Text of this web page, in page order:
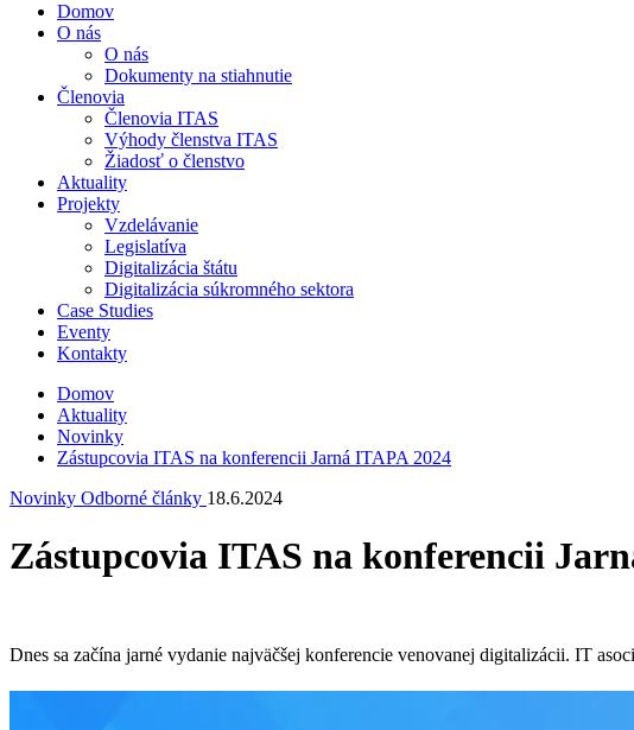
Domov
O nás
O nás
Dokumenty na stiahnutie
Členovia
Členovia ITAS
Výhody členstva ITAS
Žiadosť o členstvo
Aktuality
Projekty
Vzdelávanie
Legislatíva
Digitalizácia štátu
Digitalizácia súkromného sektora
Case Studies
Eventy
Kontakty
Domov
Aktuality
Novinky
Zástupcovia ITAS na konferencii Jarná ITAPA 2024
Novinky Odborné články 18.6.2024
Zástupcovia ITAS na konferencii
Dnes sa začína jarné vydanie najväčšej konferencie venovanej digitalizácii. IT